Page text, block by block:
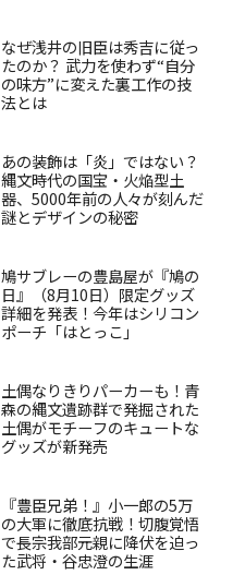
なぜ浅井の旧臣は秀吉に従っ
たのか？ 武力を使わず“自分
の味方”に変えた裏工作の技
法とは
あの装飾は「炎」ではない？
縄文時代の国宝・火焔型土
器、5000年前の人々が刻んだ
謎とデザインの秘密
鳩サブレーの豊島屋が『鳩の
日』（8月10日）限定グッズ
詳細を発表！今年はシリコン
ポーチ「はとっこ」
土偶なりきりパーカーも！青
森の縄文遺跡群で発掘された
土偶がモチーフのキュートな
グッズが新発売
『豊臣兄弟！』小一郎の5万
の大軍に徹底抗戦！切腹覚悟
で長宗我部元親に降伏を迫っ
た武将・谷忠澄の生涯